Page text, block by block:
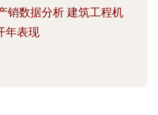
销数据分析 建筑工程机
年表现